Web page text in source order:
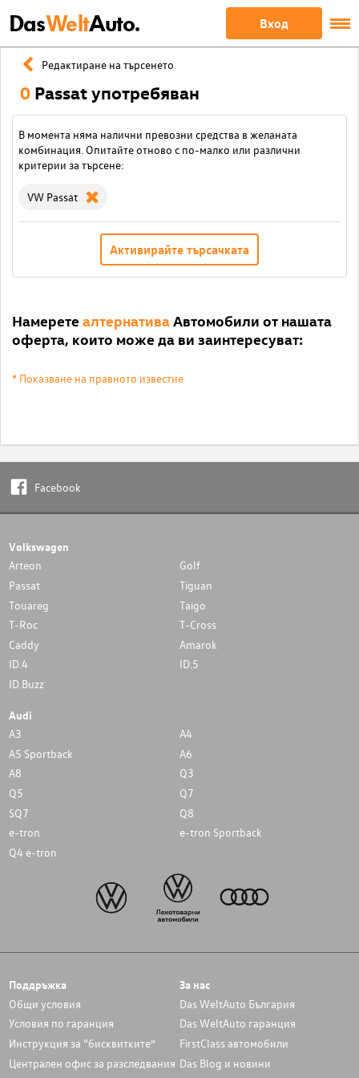
DasWeltAuto. Вход
Редактиране на търсенето
0 Passat употребяван
В момента няма налични превозни средства в желаната
комбинация. Опитайте отново с по-малко или различни
критерии за търсене:
VW Passat
Активирайте търсачката
Намерете алтернативаАвтомобили от нашата
оферта, които може да ви заинтересуват:
* Показване на правното известие
Facebook
Volkswagen
Arteon
Golf
Passat
Tiguan
Touareg
Taigo
T-Roc
T-Cross
Caddy
Amarok
ID.4
ID.5
ID.Buzz
Audi
A3
A4
A5 Sportback
A6
A8
Q3
Q5
Q7
SQ7
Q8
e-tron
e-tron Sportback
Q4 e-tron
Поддръжка
Общи условия
Условия по гаранция
Инструкция за “бисквитките”
Централен офис за разследвания
За нас
Das WeltAuto България
Das WeltAuto гаранция
FirstClass автомобили
Das Blog и новини